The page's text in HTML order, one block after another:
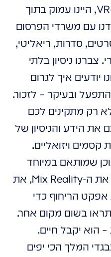
המסכים ההולוגרפיים וה-VR, היינו עמוק בתוך
עם משרדי הפרסום
סדרות, ריאליטי,
ניסיון בלתי
יודעים איך לגרום
ובעיקר – לזכור.
רק מתקינים לכם
את הידע והניסיון של
ויזואליים.
שמותאם במיוחד
לטכנולוגיה, שיודע לנצל את ה-Mix Reality, את
הריחוף כדי
בשום מקום אחר.
הוא יקבל חיים.
המלך הכי יפים